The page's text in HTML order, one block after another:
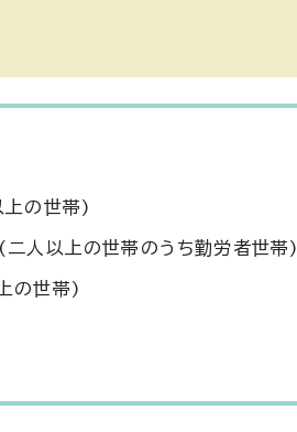
の世帯)
人以上の世帯のうち勤労者世帯)
の世帯)